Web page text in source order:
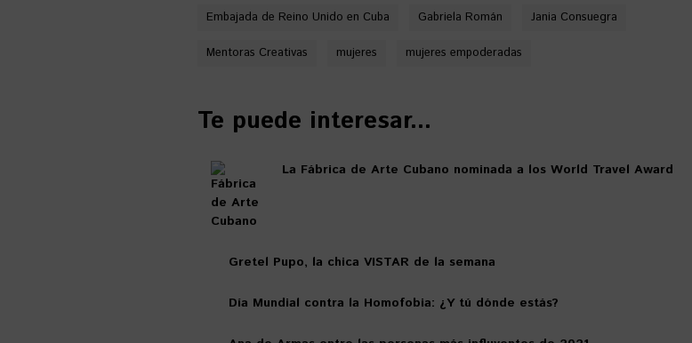
Embajada de Reino Unido en Cuba Gabriela Román Jania Consuegra
Mentoras Creativas mujeres mujeres empoderadas
Te puede interesar...
La Fábrica de Arte Cubano nominada a los World Travel Award
Gretel Pupo, la chica VISTAR de la semana
Día Mundial contra la Homofobia: ¿Y tú dónde estás?